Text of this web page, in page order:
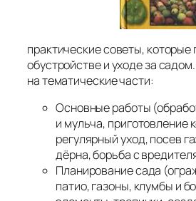
практические советы, которые
обустройстве и уходе за
на тематические части:
Основные работы
и мульча, приготовление
регулярный уход, посев
дёрна, борьба с
Планирование сада
патио, газоны, клумбы и